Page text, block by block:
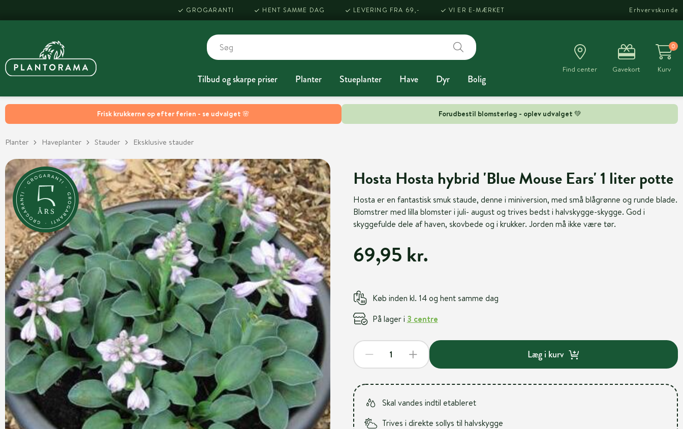
Frisk krukkerne op efter ferien - se udvalget 🌸 Forudbestil blomsterløg - oplev udvalget 💚
GROGARANTI HENT SAMME DAG LEVERING FRA 69,- VI ER E-MÆRKET Erhvervskunde
Tilbud og skarpe priser Planter Stueplanter Have Dyr Bolig
Find center Gavekort
0
Kurv
Planter Haveplanter Stauder Eksklusive stauder
Hosta Hosta hybrid 'Blue Mouse Ears' 1 liter potte
Hosta er en fantastisk smuk staude, denne i miniversion, med små blågrønne og runde blade.
Blomstrer med lilla blomster i juli- august og trives bedst i halvskygge-skygge. God i
skyggefulde dele af haven, skovbede og i krukker. Jorden må ikke være tør.
69,95 kr.
Køb inden kl. 14 og hent samme dag
På lager i 3 centre
Læg i kurv
Skal vandes indtil etableret
Trives i direkte sollys til halvskygge